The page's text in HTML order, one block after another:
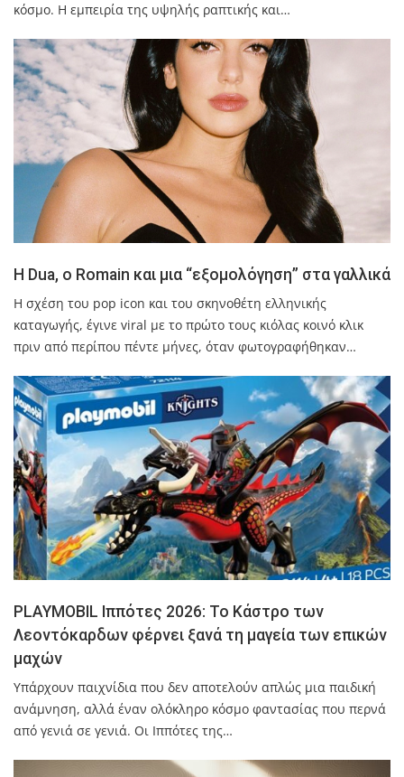
κόσμο. Η εμπειρία της υψηλής ραπτικής και…
H Dua, o Romain και μια “εξομολόγηση” στα γαλλικά
Η σχέση του pop icon και του σκηνοθέτη ελληνικής
καταγωγής, έγινε viral με το πρώτο τους κιόλας κοινό κλικ
πριν από περίπου πέντε μήνες, όταν φωτογραφήθηκαν…
PLAYMOBIL Ιππότες 2026: Το Κάστρο των
Λεοντόκαρδων φέρνει ξανά τη μαγεία των επικών
μαχών
Υπάρχουν παιχνίδια που δεν αποτελούν απλώς μια παιδική
ανάμνηση, αλλά έναν ολόκληρο κόσμο φαντασίας που περνά
από γενιά σε γενιά. Οι Ιππότες της…